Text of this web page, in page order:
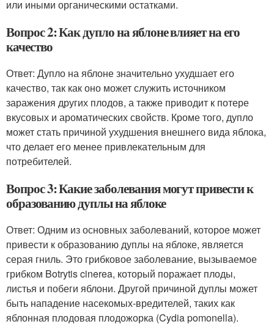
или иными органическими остатками.
Вопрос 2: Как дупло на яблоне влияет на его
качество
Ответ: Дупло на яблоне значительно ухудшает его
качество, так как оно может служить источником
заражения других плодов, а также приводит к потере
вкусовых и ароматических свойств. Кроме того, дупло
может стать причиной ухудшения внешнего вида яблока,
что делает его менее привлекательным для
потребителей.
Вопрос 3: Какие заболевания могут привести к
образованию дуплы на яблоке
Ответ: Одним из основных заболеваний, которое может
привести к образованию дуплы на яблоке, является
серая гниль. Это грибковое заболевание, вызываемое
грибком Botrytis cinerea, который поражает плоды,
листья и побеги яблони. Другой причиной дуплы может
быть нападение насекомых-вредителей, таких как
яблонная плодовая плодожорка (Cydia pomonella).